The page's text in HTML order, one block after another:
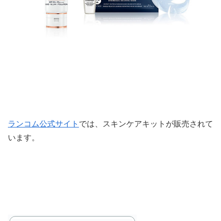
ランコム公式サイト では、スキンケアキットが販売されて
います。